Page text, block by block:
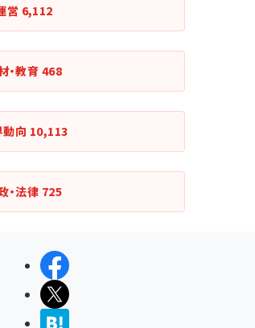
営 6,112
・教育 468
向 10,113
・法律 725